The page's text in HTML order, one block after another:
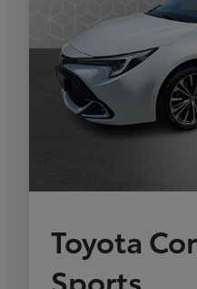
Toyota
Sports